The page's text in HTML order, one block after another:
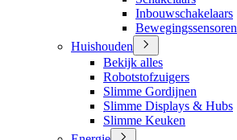
Inbouwschakelaars
Bewegingssensoren
Huishouden
Bekijk alles
Robotstofzuigers
Slimme Gordijnen
Slimme Displays & Hubs
Slimme Keuken